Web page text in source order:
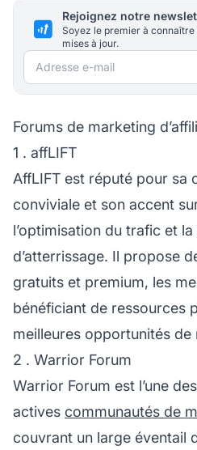
Rejoignez notre
Soyez le premier à
mises à jour.
Adresse e-mail
Forums de marketing
1 . affLIFT
AffLIFT est réputé pour sa
conviviale et son accent
l’optimisation du trafic et
d’atterrissage. Il propose
gratuits et premium, les
bénéficiant de ressources
meilleures opportunités de
2 . Warrior Forum
Warrior Forum est l’une
actives communautés de
couvrant un large éventail